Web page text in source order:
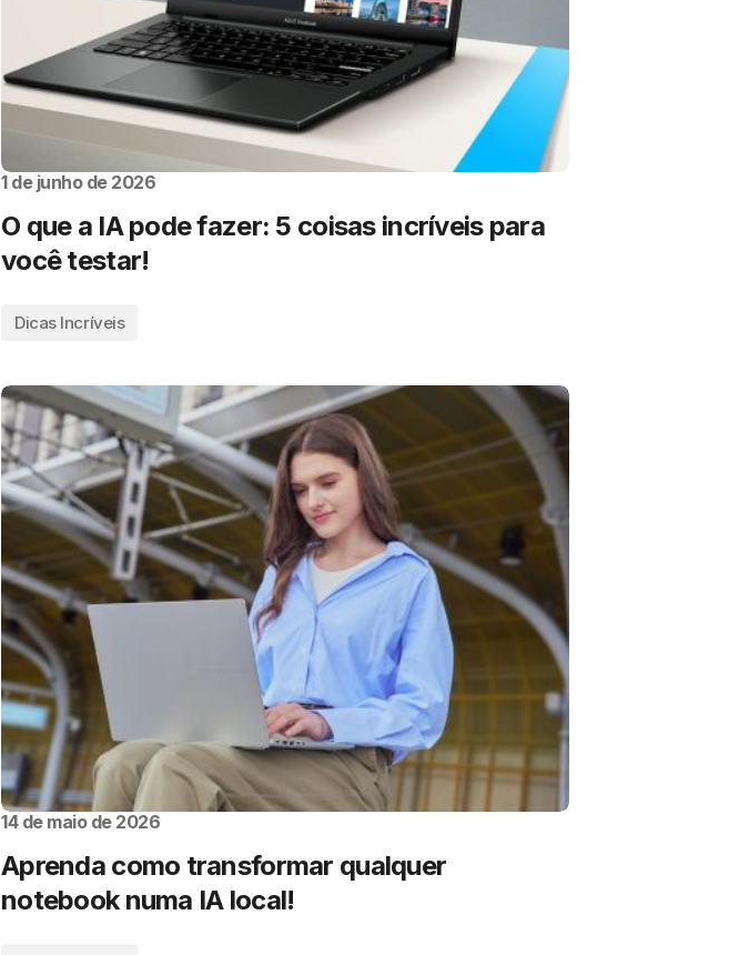
1 de junho de 2026
O que a IA pode fazer: 5 coisas incríveis para
você testar!
Dicas Incríveis
14 de maio de 2026
Aprenda como transformar qualquer
notebook numa IA local!